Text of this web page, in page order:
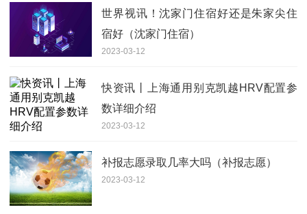
世界视讯！沈家门住宿好还是朱家尖住
宿好（沈家门住宿）
2023-03-12
快资讯丨上海通用别克凯越HRV配置参
数详细介绍
2023-03-12
补报志愿录取几率大吗（补报志愿）
2023-03-12